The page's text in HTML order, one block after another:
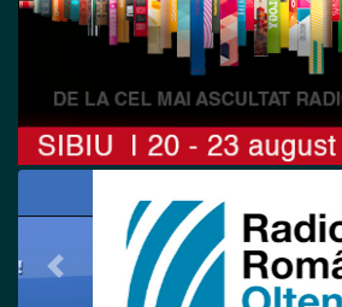
Previous